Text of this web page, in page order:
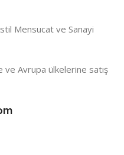
Mensucat ve Sanayi
ve Avrupa ülkelerine satış